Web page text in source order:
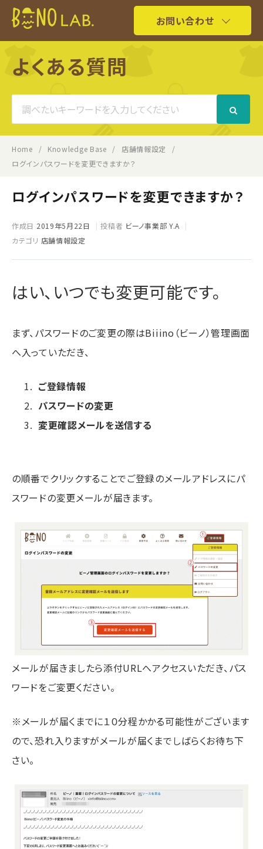
お問い合わせ
よくある質問
For
Home Knowledge Base
店舗情報設定
ログインパスワードを変更できますか？
ログインパスワードを変更できますか？
作成日 2019年5月22日 投稿者 ビーノ事業部 Y.A
カテゴリ 店舗情報設定
はい、いつでも変更可能です。
まず、パスワードのご変更の際はBiiino（ビーノ）管理画面
へ入っていただき、
ご登録情報
パスワードの変更
変更確認メールを送信する
の順番でクリックすることでご登録のメールアドレスにパ
スワードの変更メールが届きます。
メールが届きましたら添付URLへアクセスいただき、パス
ワードをご変更ください。
※メールが届くまでに１０分程かかる可能性がございます
ので、恐れ入りますがメールが届くまでしばらくお待ち下
さい。